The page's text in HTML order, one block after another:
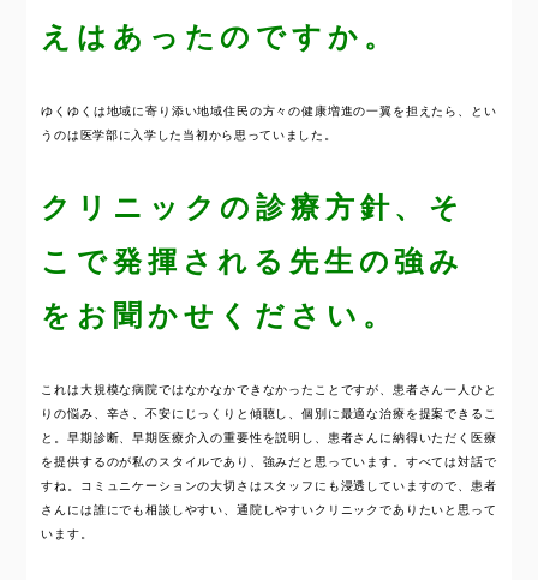
えはあったのですか。
ゆくゆくは地域に寄り添い地域住民の方々の健康増進の一翼を担えたら、とい
うのは医学部に入学した当初から思っていました。
クリニックの診療方針、そ
こで発揮される先生の強み
をお聞かせください。
これは大規模な病院ではなかなかできなかったことですが、患者さん一人ひと
りの悩み、辛さ、不安にじっくりと傾聴し、個別に最適な治療を提案できるこ
と。早期診断、早期医療介入の重要性を説明し、患者さんに納得いただく医療
を提供するのが私のスタイルであり、強みだと思っています。すべては対話で
すね。コミュニケーションの大切さはスタッフにも浸透していますので、患者
さんには誰にでも相談しやすい、通院しやすいクリニックでありたいと思って
います。